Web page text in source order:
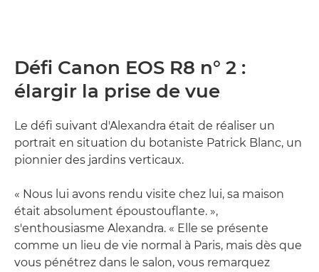
Défi Canon EOS R8 n° 2 :
élargir la prise de vue
Le défi suivant d'Alexandra était de réaliser un
portrait en situation du botaniste Patrick Blanc, un
pionnier des jardins verticaux.
« Nous lui avons rendu visite chez lui, sa maison
était absolument époustouflante. »,
s'enthousiasme Alexandra. « Elle se présente
comme un lieu de vie normal à Paris, mais dès que
vous pénétrez dans le salon, vous remarquez